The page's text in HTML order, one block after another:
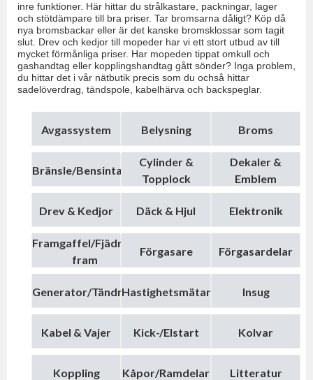
inre funktioner. Här hittar du strålkastare, packningar, lager
och stötdämpare till bra priser. Tar bromsarna dåligt? Köp då
nya bromsbackar eller är det kanske bromsklossar som tagit
slut. Drev och kedjor till mopeder har vi ett stort utbud av till
mycket förmånliga priser. Har mopeden tippat omkull och
gashandtag eller kopplingshandtag gått sönder? Inga problem,
du hittar det i vår nätbutik precis som du ochså hittar
sadelöverdrag, tändspole, kabelhärva och backspeglar.
Avgassystem Belysning Broms
Bränsle/Bensintank
Cylinder &
Topplock
Dekaler &
Emblem
Drev & Kedjor Däck & Hjul Elektronik
Framgaffel/Fjädring
fram
Förgasare Förgasardelar
Generator/TändningHastighetsmätare Insug
Kabel & Vajer Kick-/Elstart Kolvar
Koppling Kåpor/Ramdelar Litteratur